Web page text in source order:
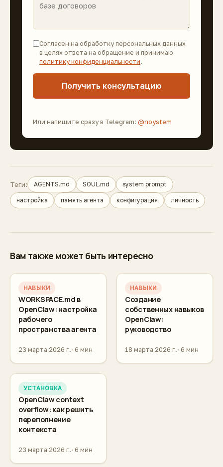
Согласен на обработку персональных данных
в целях ответа на обращение и принимаю
политику конфиденциальности.
Получить консультацию
Или напишите сразу в Telegram: @noystem
Теги: AGENTS.md SOUL.md system prompt
настройка память агента конфигурация личность
Вам также может быть интересно
НАВЫКИ
WORKSPACE.md в
OpenClaw: настройка
рабочего
пространства агента
23 марта 2026 г. 6 мин
НАВЫКИ
Создание
собственных навыков
OpenClaw:
руководство
18 марта 2026 г. 6 мин
УСТАНОВКА
OpenClaw context
overflow: как решить
переполнение
контекста
23 марта 2026 г. 6 мин